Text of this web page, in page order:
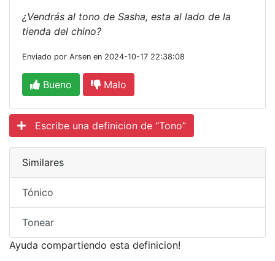
¿Vendrás al tono de Sasha, esta al lado de la
tienda del chino?
Enviado por Arsen en 2024-10-17 22:38:08
Bueno Malo
Escribe una definicion de “Tono”
Similares
Tónico
Tonear
Ayuda compartiendo esta definicion!